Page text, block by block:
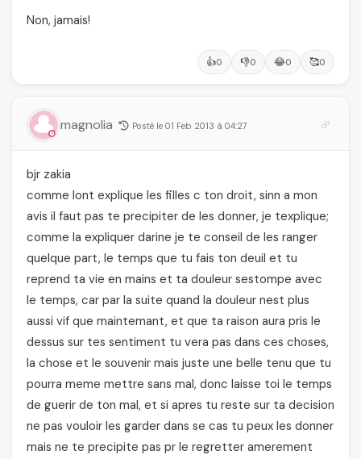
Non, jamais!
👍0 👎0 😂0 🥰0
magnolia Posté le 01 Feb 2013 à 04:27
bjr zakia
comme lont explique les filles c ton droit, sinn a mon
avis il faut pas te precipiter de les donner, je texplique;
comme la expliquer darine je te conseil de les ranger
quelque part, le temps que tu fais ton deuil et tu
reprend ta vie en mains et ta douleur sestompe avec
le temps, car par la suite quand la douleur nest plus
aussi vif que maintemant, et que ta raison aura pris le
dessus sur tes sentiment tu vera pas dans ces choses,
la chose et le souvenir mais juste une belle tenu que tu
pourra meme mettre sans mal, donc laisse toi le temps
de guerir de ton mal, et si apres tu reste sur ta decision
ne pas vouloir les garder dans se cas tu peux les donner
mais ne te precipite pas pr le regretter amerement